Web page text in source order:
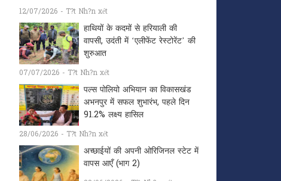
12/07/2026 - T?t Nh?n xét
हाथियों के कदमों से हरियाली की
वापसी, उदंती में ‘एलीफेंट रेस्टोरेंट’ की
शुरुआत
07/07/2026 - T?t Nh?n xét
पल्स पोलियो अभियान का विकासखंड
अभनपुर में सफल शुभारंभ, पहले दिन
91.2% लक्ष्य हासिल
28/06/2026 - T?t Nh?n xét
अच्छाईयों की अपनी ओरिजिनल स्टेट में
वापस आएँ (भाग 2)